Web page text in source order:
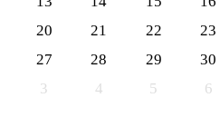
20 21 22
23
27 28 29
30
3 4 5 6